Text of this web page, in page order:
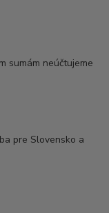
sumám neúčtujeme
pre Slovensko a